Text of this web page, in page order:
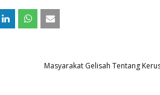
Masyarakat Gelisah Tentang